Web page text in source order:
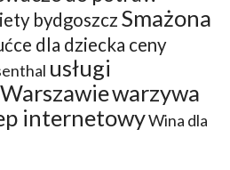
bydgoszcz Smażona
dla dziecka ceny
usługi
warzywa
internetowyWina dla